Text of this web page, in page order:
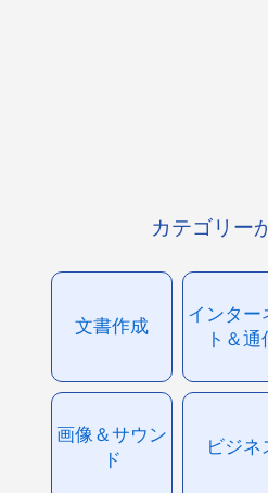
カテゴリー
文書作成
インター
ト＆通
画像＆サウン
ド
ビジネ